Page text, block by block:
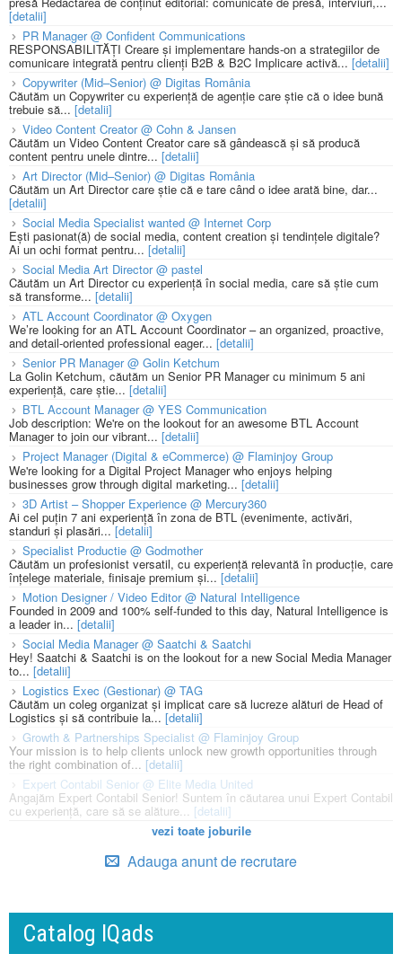
[detalii]
PR Manager @ Confident Communications
RESPONSABILITĂȚI Creare și implementare hands-on a strategiilor de
comunicare integrată pentru clienți B2B & B2C Implicare activă... [detalii]
Copywriter (Mid–Senior) @ Digitas România
Căutăm un Copywriter cu experiență de agenție care știe că o idee bună
trebuie să... [detalii]
Video Content Creator @ Cohn & Jansen
Căutăm un Video Content Creator care să gândească și să producă
content pentru unele dintre... [detalii]
Art Director (Mid–Senior) @ Digitas România
Căutăm un Art Director care știe că e tare când o idee arată bine, dar...
[detalii]
Social Media Specialist wanted @ Internet Corp
Ești pasionat(ă) de social media, content creation și tendințele digitale?
Ai un ochi format pentru... [detalii]
Social Media Art Director @ pastel
Căutăm un Art Director cu experiență în social media, care să știe cum
să transforme... [detalii]
ATL Account Coordinator @ Oxygen
We’re looking for an ATL Account Coordinator – an organized, proactive,
and detail-oriented professional eager... [detalii]
Senior PR Manager @ Golin Ketchum
La Golin Ketchum, căutăm un Senior PR Manager cu minimum 5 ani
experiență, care știe... [detalii]
BTL Account Manager @ YES Communication
Job description: We're on the lookout for an awesome BTL Account
Manager to join our vibrant... [detalii]
Project Manager (Digital & eCommerce) @ Flaminjoy Group
We're looking for a Digital Project Manager who enjoys helping
businesses grow through digital marketing... [detalii]
3D Artist – Shopper Experience @ Mercury360
Ai cel puțin 7 ani experiență în zona de BTL (evenimente, activări,
standuri și plasări...[detalii]
Specialist Productie @ Godmother
Căutăm un profesionist versatil, cu experiență relevantă în producție, care
înțelege materiale, finisaje premium și... [detalii]
Motion Designer / Video Editor @ Natural Intelligence
Founded in 2009 and 100% self-funded to this day, Natural Intelligence is
a leader in... [detalii]
Social Media Manager @ Saatchi & Saatchi
Hey! Saatchi & Saatchi is on the lookout for a new Social Media Manager
to... [detalii]
Logistics Exec (Gestionar) @ TAG
Căutăm un coleg organizat și implicat care să lucreze alături de Head of
Logistics și să contribuie la... [detalii]
Growth & Partnerships Specialist @ Flaminjoy Group
Your mission is to help clients unlock new growth opportunities through
the right combination of... [detalii]
Expert Contabil Senior @ Elite Media United
Angajăm Expert Contabil Senior! Suntem în căutarea unui Expert Contabil
cu experiență, care să se alăture... [detalii]
vezi toate joburile
Adauga anunt de recrutare
Catalog IQads